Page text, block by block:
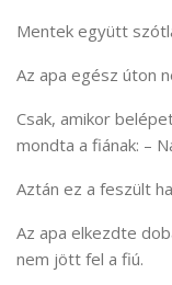
Mentek együtt
Az apa egész úton
Csak, amikor
mondta a fiának: –
Aztán ez a feszült
Az apa elkezdte
nem jött fel a fiú.